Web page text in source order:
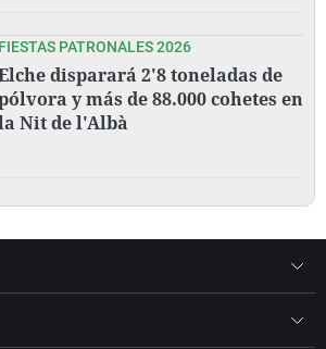
FIESTAS PATRONALES 2026
disparará 2'8 toneladas de
y más de 88.000 cohetes en
Nit de l'Albà